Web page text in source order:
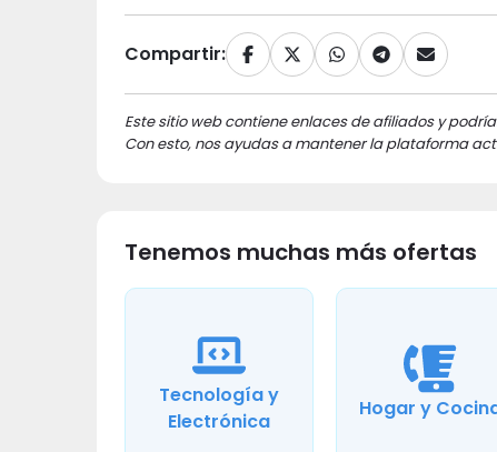
Compartir:
Este sitio web contiene enlaces de afiliados y
Con esto, nos ayudas a mantener la plataforma
Tenemos muchas más ofertas
Tecnología y
Electrónica
Hogar y